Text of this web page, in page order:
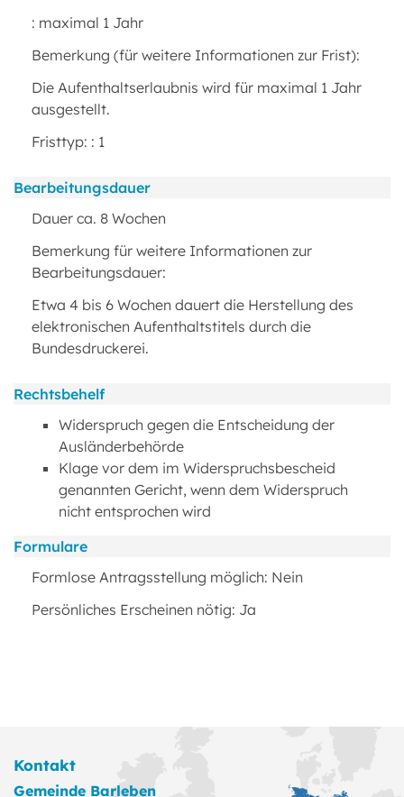
: maximal 1 Jahr
Bemerkung (für weitere Informationen zur Frist):
Die Aufenthaltserlaubnis wird für maximal 1 Jahr
ausgestellt.
Fristtyp: : 1
Bearbeitungsdauer
Dauer ca. 8 Wochen
Bemerkung für weitere Informationen zur
Bearbeitungsdauer:
Etwa 4 bis 6 Wochen dauert die Herstellung des
elektronischen Aufenthaltstitels durch die
Bundesdruckerei.
Rechtsbehelf
Widerspruch gegen die Entscheidung der
Ausländerbehörde
Klage vor dem im Widerspruchsbescheid
genannten Gericht, wenn dem Widerspruch
nicht entsprochen wird
Formulare
Formlose Antragsstellung möglich: Nein
Persönliches Erscheinen nötig: Ja
Kontakt
Gemeinde Barleben